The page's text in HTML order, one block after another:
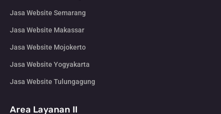
Jasa Website Semarang
Jasa Website Makassar
Jasa Website Mojokerto
Jasa Website Yogyakarta
Jasa Website Tulungagung
Area Layanan II